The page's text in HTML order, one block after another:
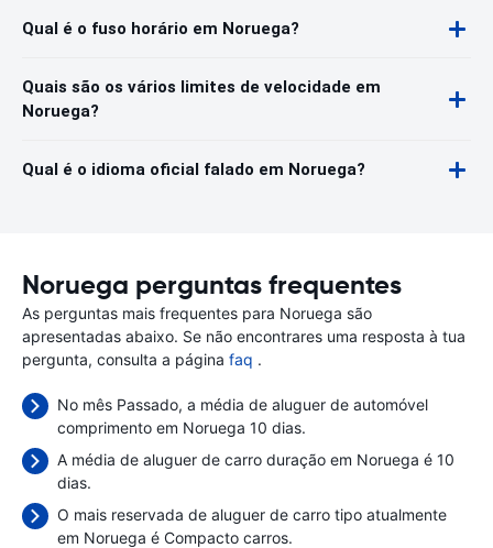
Qual é o fuso horário em Noruega?
Quais são os vários limites de velocidade em
Noruega?
Qual é o idioma oficial falado em Noruega?
Noruega perguntas frequentes
As perguntas mais frequentes para Noruega são
apresentadas abaixo. Se não encontrares uma resposta à tua
pergunta, consulta a página faq .
No mês Passado, a média de aluguer de automóvel
comprimento em Noruega 10 dias.
A média de aluguer de carro duração em Noruega é 10
dias.
O mais reservada de aluguer de carro tipo atualmente
em Noruega é Compacto carros.